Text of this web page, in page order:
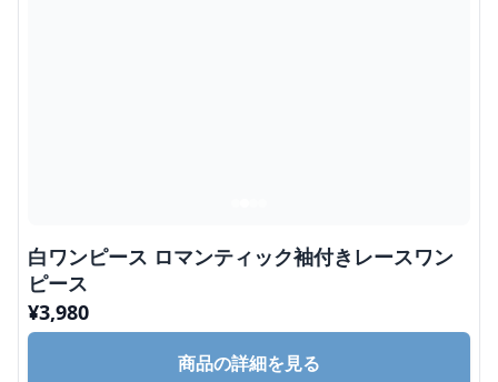
白ワンピース ロマンティック袖付きレースワン
ピース
¥3,980
商品の詳細を見る